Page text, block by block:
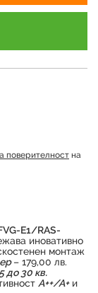
поверителност на
E1/RAS-
иновативно
монтаж
– 179,00 лв.
до 30 кв.
А++/А+и